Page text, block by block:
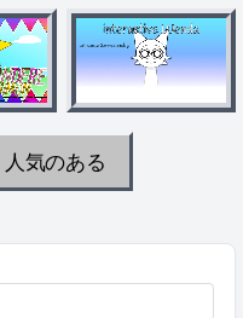
人気のある